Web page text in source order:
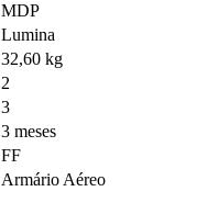
MDP
Lumina
32,60 kg
2
3
3 meses
FF
Armário Aéreo